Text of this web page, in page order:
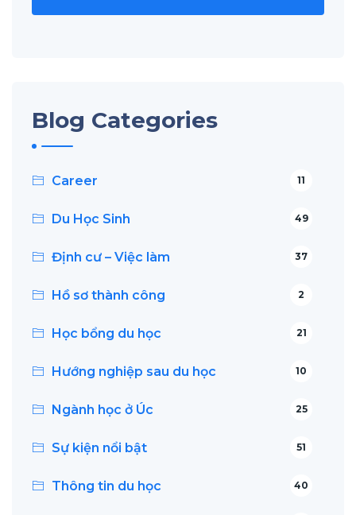
Blog Categories
Career 11
Du Học Sinh 49
Định cư – Việc làm 37
Hồ sơ thành công 2
Học bổng du học 21
Hướng nghiệp sau du học 10
Ngành học ở Úc 25
Sự kiện nổi bật 51
Thông tin du học 40